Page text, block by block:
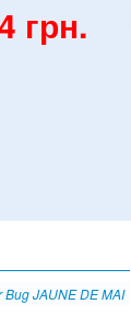
грн.
JAUNE DE MAI